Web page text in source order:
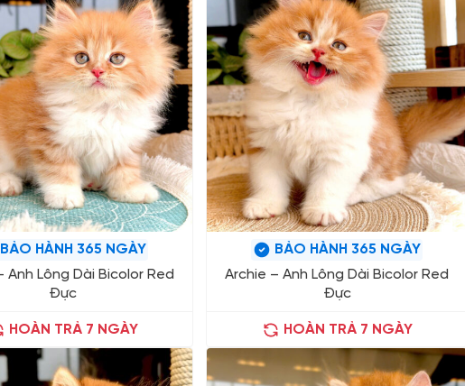
BẢO HÀNH 365 NGÀY
Anh Lông Dài Bicolor Red
Đực
HOÀN TRẢ 7 NGÀY
BẢO HÀNH 365 NGÀY
Archie – Anh Lông Dài Bicolor Red
Đực
HOÀN TRẢ 7 NGÀY